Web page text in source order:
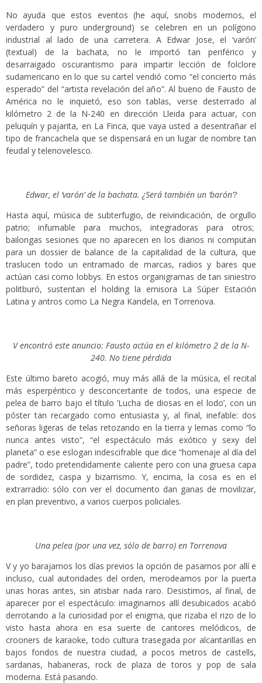
No ayuda que estos eventos (he aquí, snobs modernos, el
verdadero y puro underground) se celebren en un polígono
industrial al lado de una carretera. A Edwar Jose, el ‘varón’
(textual) de la bachata, no le importó tan periférico y
desarraigado oscurantismo para impartir lección de folclore
sudamericano en lo que su cartel vendió como “el concierto más
esperado” del “artista revelación del año”. Al bueno de Fausto de
América no le inquietó, eso son tablas, verse desterrado al
kilómetro 2 de la N-240 en dirección Lleida para actuar, con
peluquín y pajarita, en La Finca, que vaya usted a desentrañar el
tipo de francachela que se dispensará en un lugar de nombre tan
feudal y telenovelesco.
Edwar, el ‘varón’ de la bachata. ¿Será también un ‘barón’?
Hasta aquí, música de subterfugio, de reivindicación, de orgullo
patrio; infumable para muchos, integradoras para otros;
bailongas sesiones que no aparecen en los diarios ni computan
para un dossier de balance de la capitalidad de la cultura, que
traslucen todo un entramado de marcas, radios y bares que
actúan casi como lobbys. En estos organigramas de tan siniestro
politburó, sustentan el holding la emisora La Súper Estación
Latina y antros como La Negra Kandela, en Torrenova.
V encontró este anuncio: Fausto actúa en el kilómetro 2 de la N-
240. No tiene pérdida
Este último bareto acogió, muy más allá de la música, el recital
más esperpéntico y desconcertante de todos, una especie de
pelea de barro bajo el título ‘Lucha de diosas en el lodo’, con un
póster tan recargado como entusiasta y, al final, inefable: dos
señoras ligeras de telas retozando en la tierra y lemas como “lo
nunca antes visto”, “el espectáculo más exótico y sexy del
planeta” o ese eslogan indescifrable que dice “homenaje al día del
padre”, todo pretendidamente caliente pero con una gruesa capa
de sordidez, caspa y bizarrismo. Y, encima, la cosa es en el
extrarradio: sólo con ver el documento dan ganas de movilizar,
en plan preventivo, a varios cuerpos policiales.
Una pelea (por una vez, sólo de barro) en Torrenova
V y yo barajamos los días previos la opción de pasarnos por allí e
incluso, cual autoridades del orden, merodeamos por la puerta
unas horas antes, sin atisbar nada raro. Desistimos, al final, de
aparecer por el espectáculo: imaginarnos allí desubicados acabó
derrotando a la curiosidad por el enigma, que rizaba el rizo de lo
visto hasta ahora en esa suerte de cantores melódicos, de
crooners de karaoke, todo cultura trasegada por alcantarillas en
bajos fondos de nuestra ciudad, a pocos metros de castells,
sardanas, habaneras, rock de plaza de toros y pop de sala
moderna. Está pasando.